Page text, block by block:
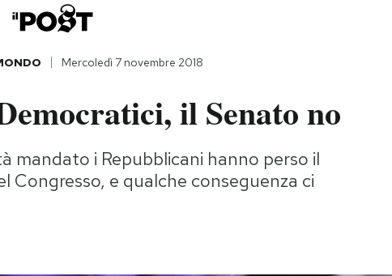
Mercoledì 7 novembre 2018
il Senato no
mandato i Repubblicani hanno perso il
Congresso, e qualche conseguenza ci